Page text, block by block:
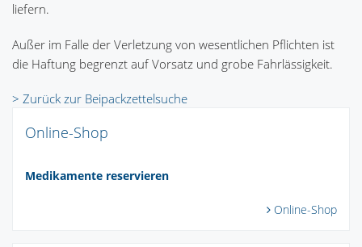
liefern.
Außer im Falle der Verletzung von wesentlichen Pflichten ist
die Haftung begrenzt auf Vorsatz und grobe Fahrlässigkeit.
> Zurück zur Beipackzettelsuche
Online-Shop
Medikamente reservieren
Online-Shop